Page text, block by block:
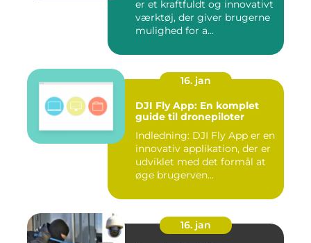
er et kraftfuldt og innovativt
værktøj, der giver brugerne
mulighed for a...
16. jan
DJI Fly App: En komplet
guide til dronepiloter
Indledning: DJI Fly App er en
innovativ applikation, der er
udviklet med det formål at
øge brugerven...
16. jan